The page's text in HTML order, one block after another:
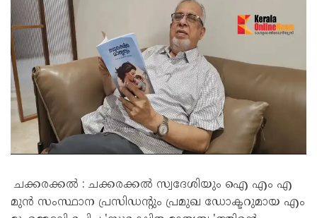
ചക്കരക്കൽ : ചക്കരക്കൽ സ്വദേശിയും ഐ എം എ
മുൻ സംസ്ഥാന പ്രസിഡൻ്റും പ്രമുഖ ഡോക്ടറുമായ എം